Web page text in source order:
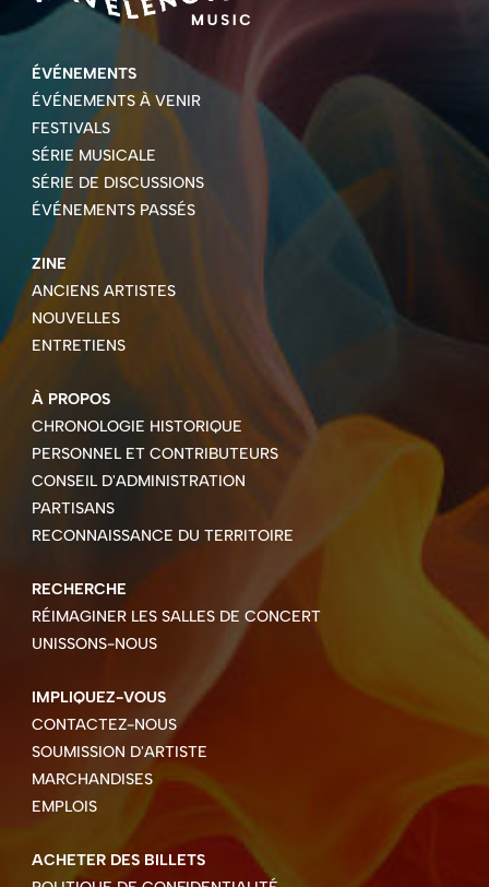
ÉVÉNEMENTS
ÉVÉNEMENTS À VENIR
FESTIVALS
SÉRIE MUSICALE
SÉRIE DE DISCUSSIONS
ÉVÉNEMENTS PASSÉS
ZINE
ANCIENS ARTISTES
NOUVELLES
ENTRETIENS
À PROPOS
CHRONOLOGIE HISTORIQUE
PERSONNEL ET CONTRIBUTEURS
CONSEIL D'ADMINISTRATION
PARTISANS
RECONNAISSANCE DU TERRITOIRE
RECHERCHE
RÉIMAGINER LES SALLES DE CONCERT
UNISSONS-NOUS
IMPLIQUEZ-VOUS
CONTACTEZ-NOUS
SOUMISSION D'ARTISTE
MARCHANDISES
EMPLOIS
ACHETER DES BILLETS